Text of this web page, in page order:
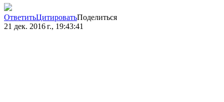
ОтветитьЦитироватьПоделиться
21 дек. 2016 г., 19:43:41